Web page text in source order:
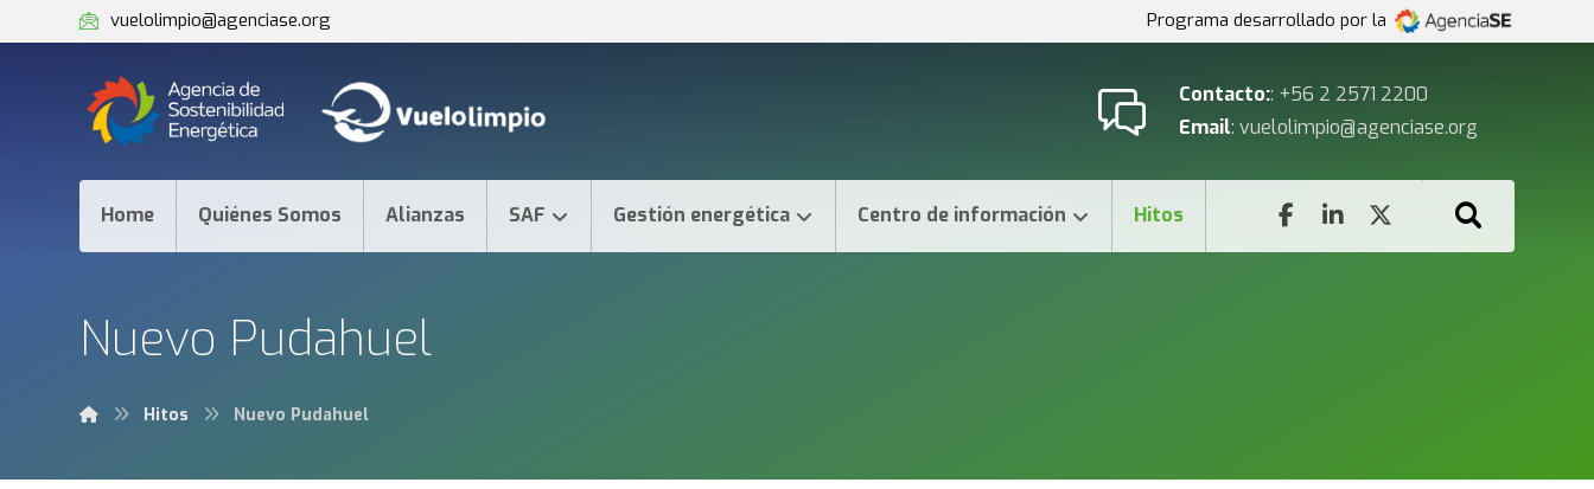
vuelolimpio@agenciase.org Programa desarrollado por la
Contacto:: +56 2 2571 2200
Email: vuelolimpio@agenciase.org
Home Quiénes Somos Alianzas SAF Gestión energética Centro de información Hitos
Nuevo Pudahuel
Hitos Nuevo Pudahuel